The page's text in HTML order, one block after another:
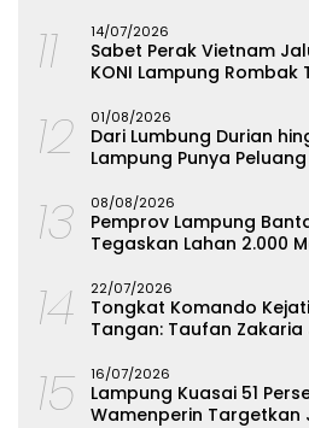
11 14/07/2026
Sabet Perak Vietnam
KONI Lampung Rombak
12 01/08/2026
Dari Lumbung Durian
Lampung Punya
13 08/08/2026
Pemprov Lampung
Tegaskan Lahan 2.000
14 22/07/2026
Tongkat Komando
Tangan: Taufan Zakaria
15 16/07/2026
Lampung Kuasai 51
Wamenperin Targetkan